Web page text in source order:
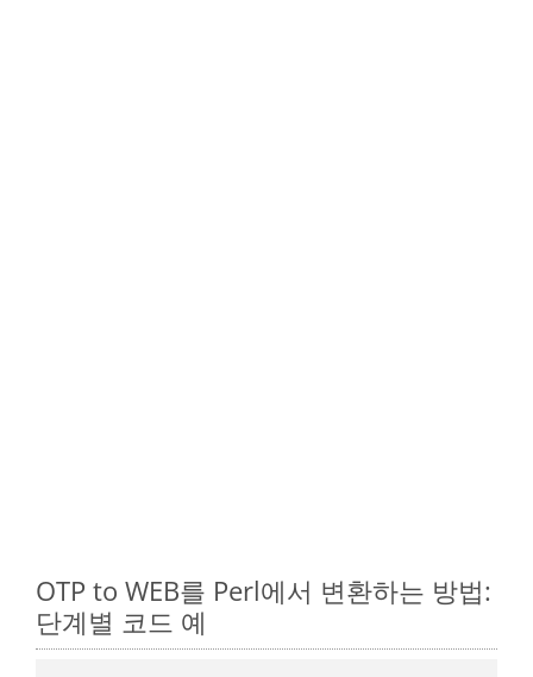
OTP to WEB를 Perl에서 변환하는 방법:
단계별 코드 예